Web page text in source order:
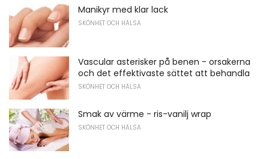
Manikyr med klar lack
SKÖNHET OCH HÄLSA
Vascular asterisker på benen - orsakerna
och det effektivaste sättet att behandla
SKÖNHET OCH HÄLSA
Smak av värme - ris-vanilj wrap
SKÖNHET OCH HÄLSA